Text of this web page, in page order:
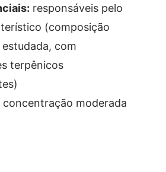
responsáveis pelo
(composição
com
terpênicos
concentração moderada